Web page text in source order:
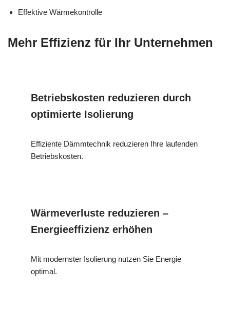
Effektive Wärmekontrolle
Mehr Effizienz für Ihr Unternehmen
Betriebskosten reduzieren durch
optimierte Isolierung
Effiziente Dämmtechnik reduzieren Ihre laufenden
Betriebskosten.
Wärmeverluste reduzieren –
Energieeffizienz erhöhen
Mit modernster Isolierung nutzen Sie Energie
optimal.